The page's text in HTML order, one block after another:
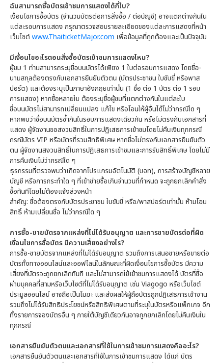
ฉันสามารถซื้อบัตรเข้าชมการแสดงได้กี่ใบ?
เงื่อนไขการซื้อบัตร (จำนวนบัตรต่อการสั่งซื้อ / ต่อบัญชี) อาจแตกต่างกันใน
แต่ละรอบการแสดง กรุณาตรวจสอบรายละเอียดของแต่ละการแสดงที่หน้า
เว็บไซต์www.ThaiticketMajor.com เพื่อข้อมูลที่ถูกต้องและเป็นปัจจุบัน
มีเงื่อนไขอะไรตอนสั่งซื้อบัตรเข้าชมการแสดงไหม?
ผู้ชม 1 ท่านสามารถระบุชื่อบนบัตรได้เพียง 1 ใบต่อรอบการแสดง โดยชื่อ-
นามสกุลต้องตรงกับเอกสารยืนยันตัวตน (บัตรประชาชน ใบขับขี่ หรือพาส
ปอร์ต) และต้องระบุเป็นภาษาอังกฤษเท่านั้น (1 ชื่อ ต่อ 1 บัตร ต่อ 1 รอบ
การแสดง) หากซื้อหลายใบ ต้องระบุชื่อผู้ชมที่แตกต่างกันในแต่ละใบ
ชื่อบนบัตรไม่สามารถเปลี่ยนแปลง แก้ไข หรือโอนให้ผู้อื่นได้ไม่ว่ากรณีใด ๆ
หากพบว่าชื่อบนบัตรซ้ำกันในรอบการแสดงเดียวกัน หรือไม่ตรงกับเอกสารที่
แสดง ผู้จัดงานขอสงวนสิทธิ์ในการปฏิเสธการเข้าชมโดยไม่คืนเงินทุกกรณี
กรณีบัตร VIP หรือบัตรที่รวมสิทธิพิเศษ หากชื่อไม่ตรงกับเอกสารยืนยันตัว
ตน ผู้จัดงานสงวนสิทธิ์ในการปฏิเสธการเข้าชมและการรับสิทธิ์พิเศษ โดยไม่มี
การคืนเงินไม่ว่ากรณีใด ๆ
ธุรกรรมที่ตรวจพบว่าเกิดจากโปรแกรมอัตโนมัติ (บอท), การสร้างบัญชีหลาย
บัญชี หรือการกระทำใด ๆ ที่เข้าข่ายซื้อเกินจำนวนที่กำหนด จะถูกยกเลิกคำสั่ง
ซื้อทันทีโดยไม่ต้องแจ้งล่วงหน้า
สำคัญ: ชื่อต้องตรงกับบัตรประชาชน ใบขับขี่ หรือ/พาสปอร์ตเท่านั้น ห้ามโอน
สิทธิ์ ห้ามเปลี่ยนชื่อ ไม่ว่ากรณีใด ๆ
การซื้อ-ขายบัตรจากแหล่งที่ไม่ได้รับอนุญาต และการขายบัตรต่อที่ผิด
เงื่อนไขการซื้อบัตร มีความเสี่ยงอย่างไร?
การซื้อ-ขายบัตรจากแหล่งที่ไม่ได้รับอนุญาต รวมถึงการเสนอขายหรือขายต่อ
บัตรทั้งทางออนไลน์และออฟไลน์ในลักษณะที่ผิดเงื่อนไขการซื้อบัตร มีความ
เสี่ยงที่บัตรจะถูกยกเลิกทันที และไม่สามารถใช้เข้าชมการแสดงได้ บัตรที่ซื้อ
ผ่านบุคคลที่สามหรือเว็บไซต์ที่ไม่ได้รับอนุญาต เช่น Viagogo หรือเว็บไซต์
ประมูลออนไลน์ อาจถือเป็นโมฆะ และส่งผลให้ผู้ถือบัตรถูกปฏิเสธการเข้างาน
รวมถึงไม่ได้รับสิทธิประโยชน์หรือสิทธิพิเศษตามที่ระบุในบัตรหรือแพ็กเกจ อีก
ทั้งรายการจองบัตรอื่น ๆ ภายใต้บัญชีเดียวกันอาจถูกยกเลิกโดยไม่คืนเงินใน
ทุกกรณี
เอกสารยืนยันตัวตนและเอกสารที่ใช้ในการเข้าชมการแสดงคืออะไร?
เอกสารยืนยันตัวตนและเอกสารที่ใช้ในการเข้าชมการแสดง ได้แก่ บัตร